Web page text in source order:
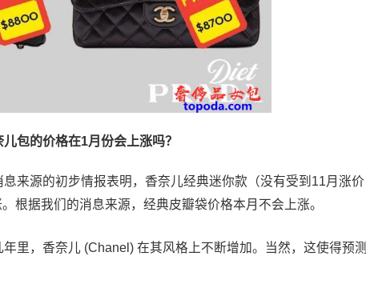
包的价格在1月份会上涨吗？
来源的初步情报表明，香奈儿经典迷你款（没有受到11月涨价
根据我们的消息来源，经典皮瓣袋价格本月不会上涨。
里，香奈儿 (Chanel) 在其风格上不断增加。当然，这使得预测